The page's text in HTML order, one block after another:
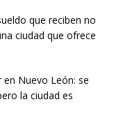
que reciben no
ciudad que ofrece
en Nuevo León: se
la ciudad es